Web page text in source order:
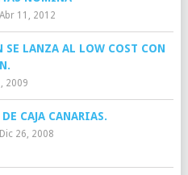
Abr 11, 2012
LANZA AL LOW COST CON
2009
CAJA CANARIAS.
Dic 26, 2008